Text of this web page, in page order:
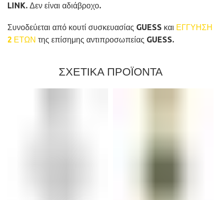
LINK. Δεν είναι αδιάβροχο.
Συνοδεύεται από κουτί συσκευασίας GUESS και ΕΓΓΥΗΣΗ
2 ΕΤΩΝ της επίσημης αντιπροσωπείας GUESS.
ΣΧΕΤΙΚΑ ΠΡΟΪΟΝΤΑ